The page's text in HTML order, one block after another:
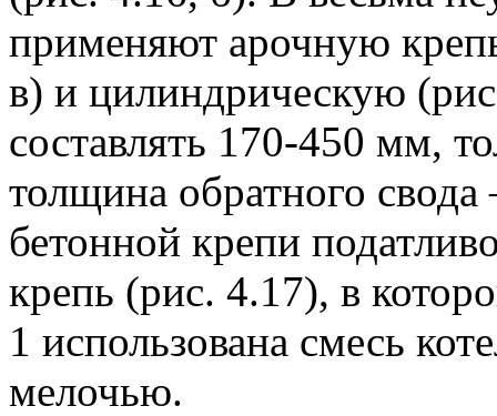
применяют арочную
в) и цилиндрическую
составлять 170-450 мм,
толщина обратного
бетонной крепи
крепь (рис. 4.17), в
1 использована смесь
мелочью.